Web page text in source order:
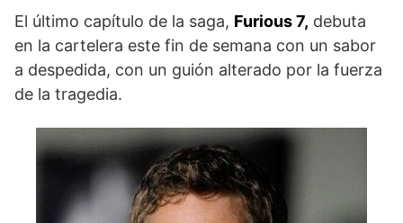
El último capítulo de la saga, Furious 7, debuta
en la cartelera este fin de semana con un sabor
a despedida, con un guión alterado por la fuerza
de la tragedia.